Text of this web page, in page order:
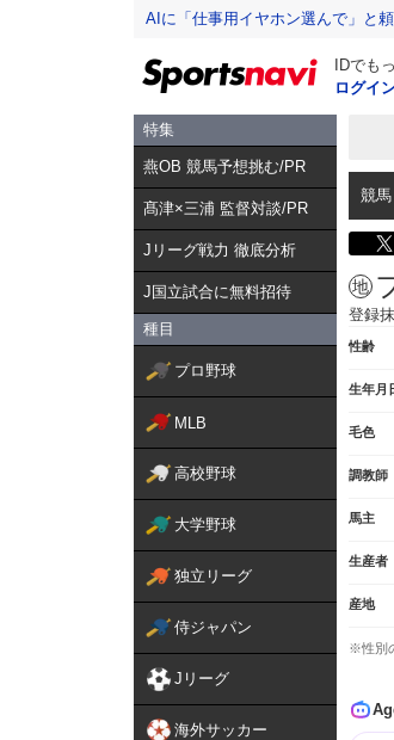
AIに「仕事用イヤホン選んで」と
IDでも
ログイ
特集
燕OB 競馬予想挑む/PR
髙津×三浦 監督対談/PR
Jリーグ戦力 徹底分析
J国立試合に無料招待
種目
プロ野球
MLB
高校野球
大学野球
独立リーグ
侍ジャパン
Jリーグ
海外サッカー
競
登録
性齢
生年月
毛色
調教師
馬主
生産者
産地
※性別